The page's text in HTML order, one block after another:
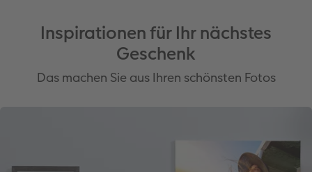
Inspirationen für Ihr nächstes
Geschenk
Das machen Sie aus Ihren schönsten Fotos